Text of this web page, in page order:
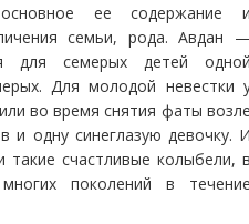
ее содержание
семьи, рода. Авдан
для семерых детей
Для молодой невестки
во время снятия фаты
и одну синеглазую девочку.
счастливые колыбели,
поколений в